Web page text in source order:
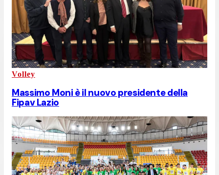
Volley
Massimo Moni è il nuovo presidente della
Fipav Lazio